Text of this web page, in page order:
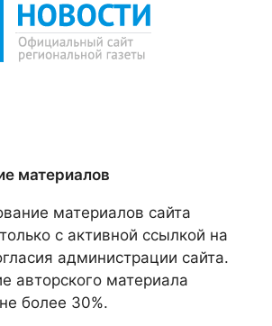
материалов
материалов сайта
с активной ссылкой на
администрации сайта.
авторского материала
более 30%.